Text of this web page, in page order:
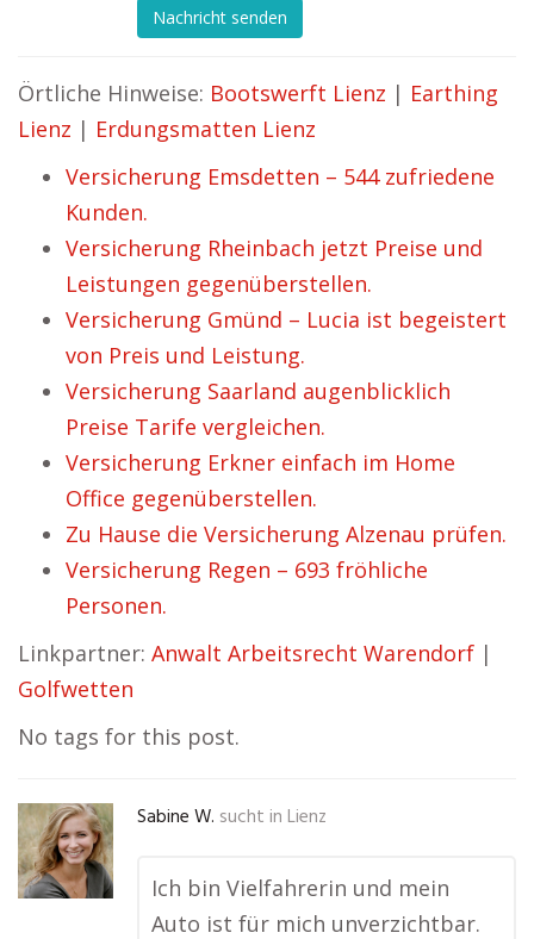
Nachricht senden
Örtliche Hinweise: Bootswerft Lienz | Earthing
Lienz | Erdungsmatten Lienz
Versicherung Emsdetten – 544 zufriedene
Kunden.
Versicherung Rheinbach jetzt Preise und
Leistungen gegenüberstellen.
Versicherung Gmünd – Lucia ist begeistert
von Preis und Leistung.
Versicherung Saarland augenblicklich
Preise Tarife vergleichen.
Versicherung Erkner einfach im Home
Office gegenüberstellen.
Zu Hause die Versicherung Alzenau prüfen.
Versicherung Regen – 693 fröhliche
Personen.
Linkpartner: Anwalt Arbeitsrecht Warendorf |
Golfwetten
No tags for this post.
Sabine W. sucht in Lienz
Ich bin Vielfahrerin und mein
Auto ist für mich unverzichtbar.